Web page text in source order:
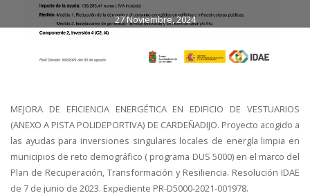
27 Noviembre, 2024
MEJORA DE EFICIENCIA ENERGÉTICA EN EDIFICIO DE VESTUARIOS
(ANEXO A PISTA POLIDEPORTIVA) DE CARDEÑADIJO. Proyecto acogido a
las ayudas para inversiones singulares locales de energía limpia en
municipios de reto demográfico ( programa DUS 5000) en el marco del
Plan de Recuperación, Transformación y Resiliencia. Resolución IDAE
de 7 de junio de 2023. Expediente PR-D5000-2021-001978.